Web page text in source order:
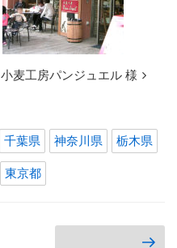
小麦工房パンジュエル 様
千葉県 神奈川県 栃木県
東京都